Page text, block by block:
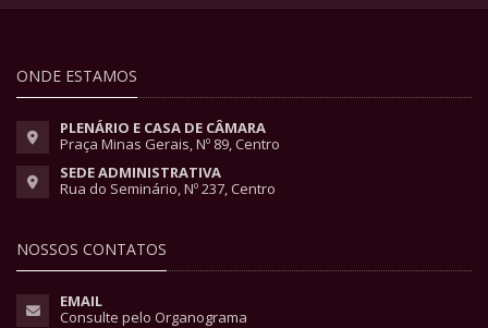
ONDE ESTAMOS
PLENÁRIO E CASA DE CÂMARA
Praça Minas Gerais, Nº 89, Centro
SEDE ADMINISTRATIVA
Rua do Seminário, Nº 237, Centro
NOSSOS CONTATOS
EMAIL
Consulte pelo Organograma